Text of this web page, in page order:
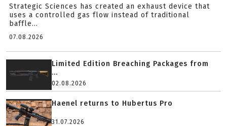
Strategic Sciences has created an exhaust device that
uses a controlled gas flow instead of traditional
baffle...
07.08.2026
Limited Edition Breaching Packages from
...
02.08.2026
Haenel returns to Hubertus Pro
31.07.2026